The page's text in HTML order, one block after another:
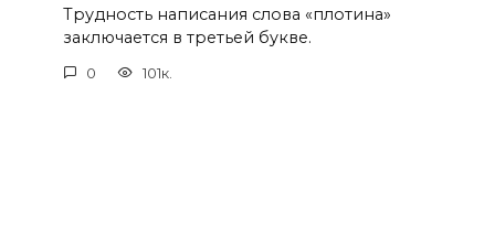
Трудность написания слова «плотина»
заключается в третьей букве.
0 101к.